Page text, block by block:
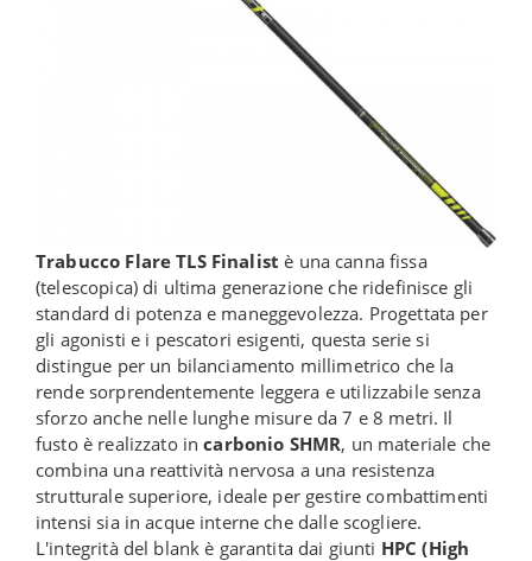
Trabucco Flare TLS Finalist è una canna fissa
(telescopica) di ultima generazione che ridefinisce gli
standard di potenza e maneggevolezza. Progettata per
gli agonisti e i pescatori esigenti, questa serie si
distingue per un bilanciamento millimetrico che la
rende sorprendentemente leggera e utilizzabile senza
sforzo anche nelle lunghe misure da 7 e 8 metri. Il
fusto è realizzato incarbonio SHMR, un materiale che
combina una reattività nervosa a una resistenza
strutturale superiore, ideale per gestire combattimenti
intensi sia in acque interne che dalle scogliere.
L'integrità del blank è garantita dai giunti HPC (High